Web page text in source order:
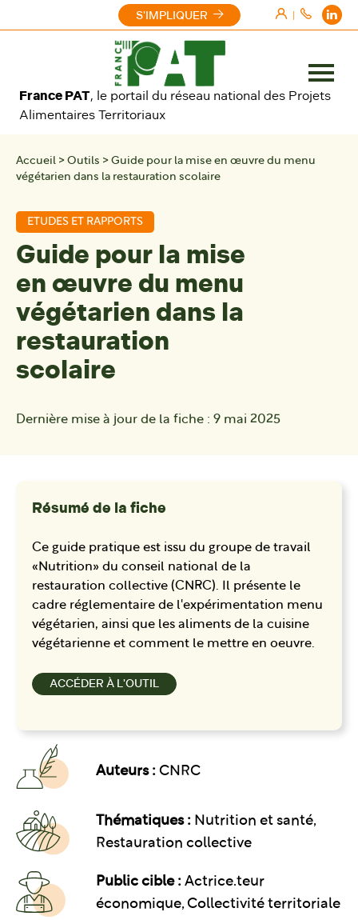
|
France PAT, le portail du réseau national des Projets
Alimentaires Territoriaux
S'IMPLIQUER
Ouvrir
le
Accueil > Outils > Guide pour la mise en œuvre du menu
végétarien dans la restauration scolaire
ETUDES ET RAPPORTS
Guide pour la mise
en œuvre du menu
végétarien dans la
restauration
scolaire
Dernière mise à jour de la fiche : 9 mai 2025
Résumé de la fiche
Ce guide pratique est issu du groupe de travail
«Nutrition» du conseil national de la
restauration collective (CNRC). Il présente le
cadre réglementaire de l'expérimentation menu
végétarien, ainsi que les aliments de la cuisine
végétarienne et comment le mettre en oeuvre.
ACCÉDER À L'OUTIL
Auteurs : CNRC
Thématiques : Nutrition et santé
Restauration collective
Public cible : Actrice.teur
économique, Collectivité territoriale